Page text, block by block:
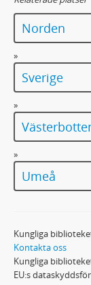
Norden
»
Sverige
»
»
Umeå
Kungliga
Kontakta oss
Kungliga
EU:s